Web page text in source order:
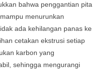
bahwa penggantian pita
menurunkan
ada kehilangan panas ke
cetakan ekstrusi setiap
karbon yang
sehingga mengurangi